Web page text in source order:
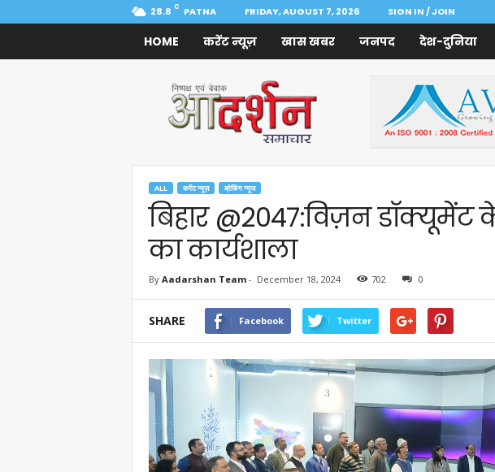
28.8 C PATNA FRIDAY, AUGUST 7, 2026 SIGN IN / JOIN
HOME करेंट न्यूज़ खास खबर जनपद देश-दुनिया
Samachar
ALL करेंट न्यूज़ ब्रेकिंग न्यूज
बिहार @2047:विज़न डॉक्यूमेंट
का कार्यशाला
By Aadarshan Team- December 18, 2024 702 0
SHARE Facebook Twitter